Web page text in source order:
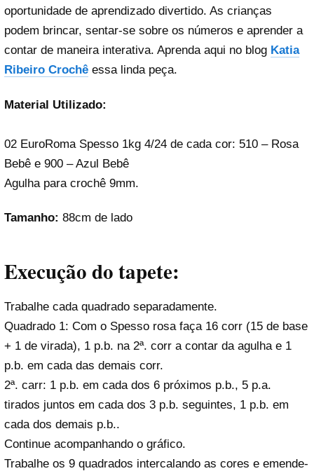
oportunidade de aprendizado divertido. As crianças
podem brincar, sentar-se sobre os números e aprender a
contar de maneira interativa. Aprenda aqui no blog Katia
Ribeiro Crochê essa linda peça.
Material Utilizado:
02 EuroRoma Spesso 1kg 4/24 de cada cor: 510 – Rosa
Bebê e 900 – Azul Bebê
Agulha para crochê 9mm.
Tamanho: 88cm de lado
Execução do tapete:
Trabalhe cada quadrado separadamente.
Quadrado 1: Com o Spesso rosa faça 16 corr (15 de base
+ 1 de virada), 1 p.b. na 2ª. corr a contar da agulha e 1
p.b. em cada das demais corr.
2ª. carr: 1 p.b. em cada dos 6 próximos p.b., 5 p.a.
tirados juntos em cada dos 3 p.b. seguintes, 1 p.b. em
cada dos demais p.b..
Continue acompanhando o gráfico.
Trabalhe os 9 quadrados intercalando as cores e emende-